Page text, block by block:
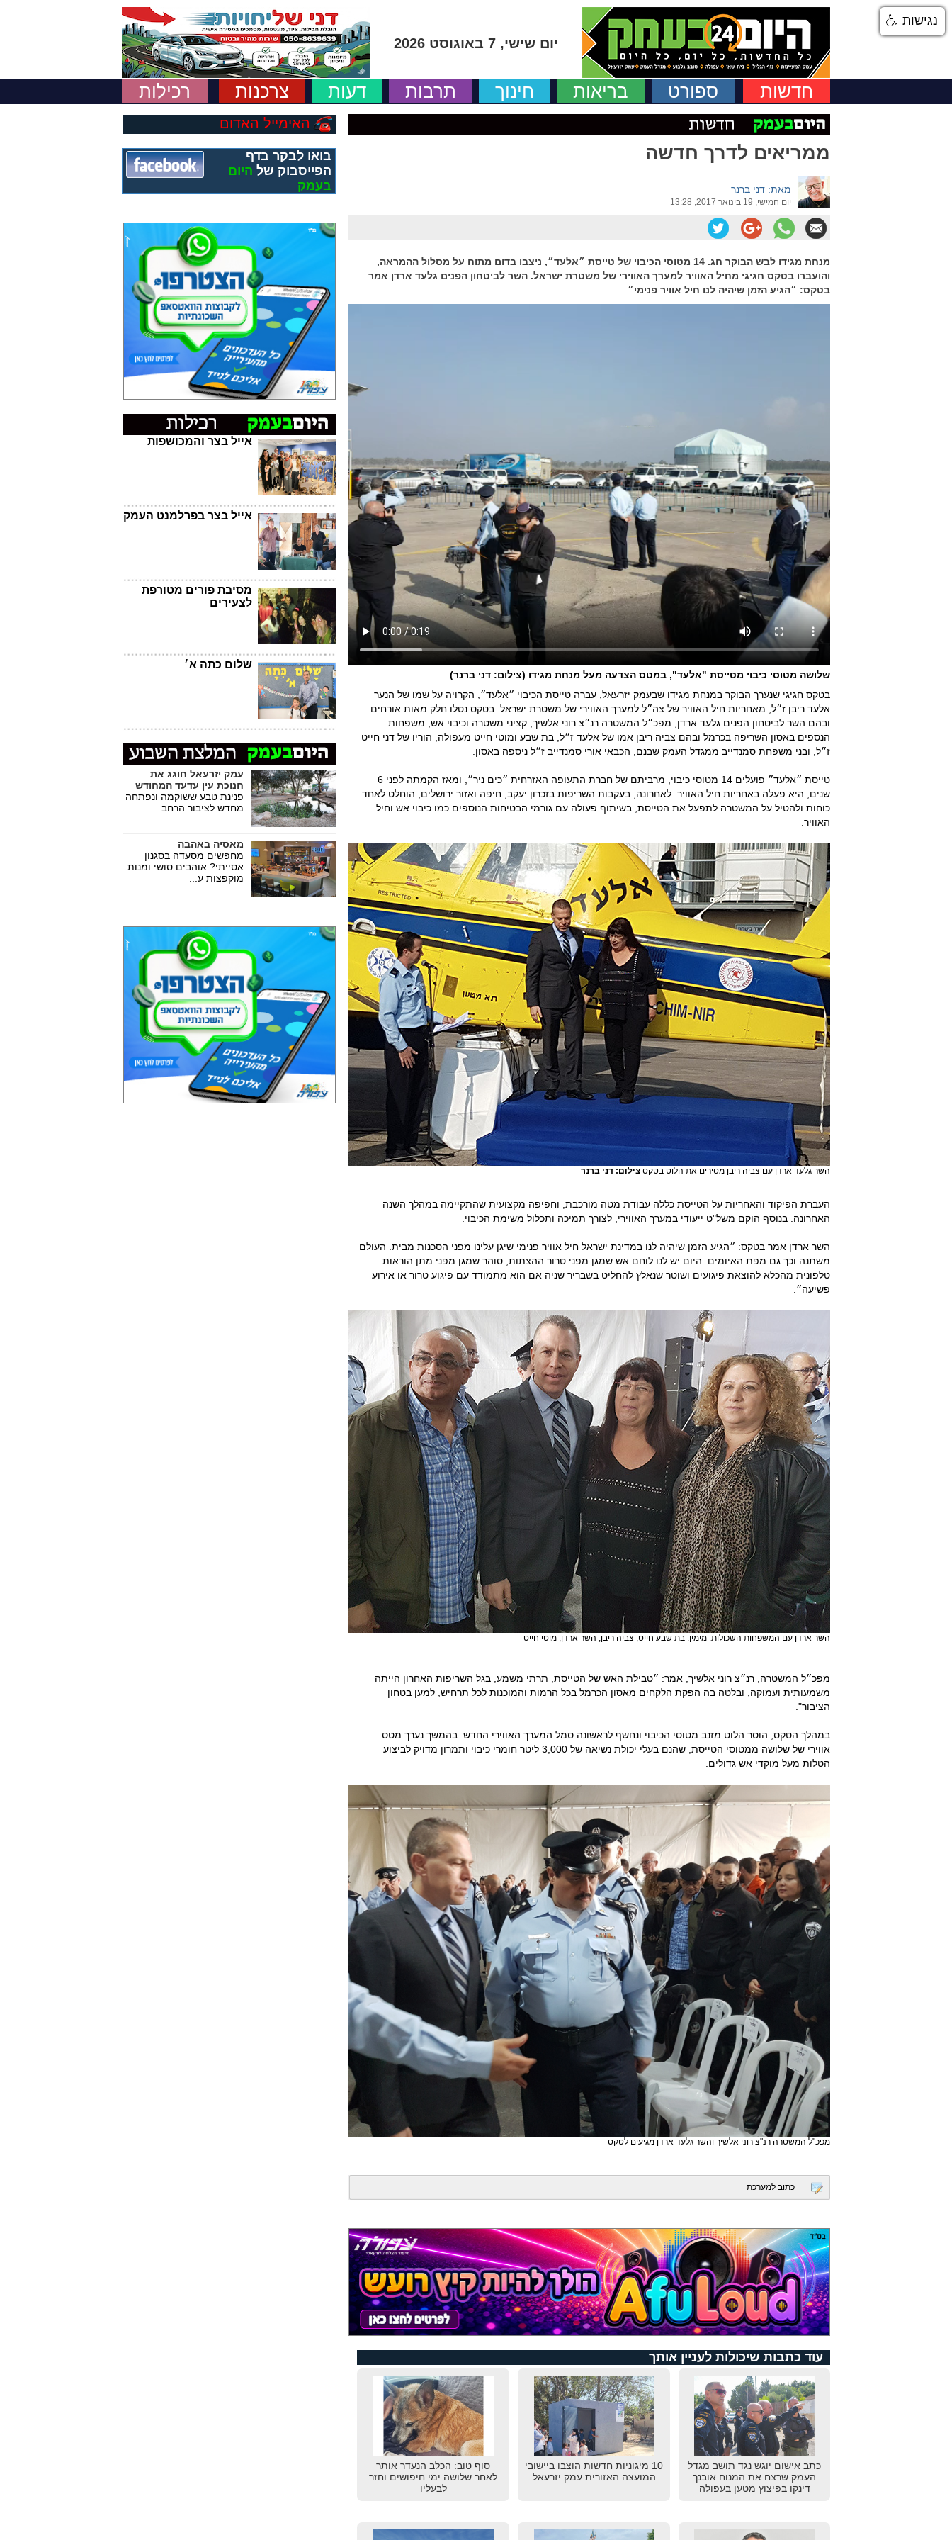
יום שישי, 7 באוגוסט 2026
חדשות ספורט בריאות חינוך תרבות דעות צרכנות רכילות
ממריאים לדרך חדשה
מאת: דני ברנר
יום חמישי, 19 בינואר 2017, 13:28
מנחת מגידו לבש הבוקר חג. 14 מטוסי הכיבוי של טייסת ״אלעד״, ניצבו בדום מתוח על מסלול ההמראה,
והועברו בטקס חגיגי מחיל האוויר למערך האווירי של משטרת ישראל. השר לביטחון הפנים גלעד ארדן אמר
בטקס: ״הגיע הזמן שיהיה לנו חיל אוויר פנימי״
שלושה מטוסי כיבוי מטייסת "אלעד", במטס הצדעה מעל מנחת מגידו (צילום: דני ברנר)
בטקס חגיגי שנערך הבוקר במנחת מגידו שבעמק יזרעאל, עברה טייסת הכיבוי ״אלעד״, הקרויה על שמו של הנער
אלעד ריבן ז״ל, מאחריות חיל האוויר של צה״ל למערך האווירי של משטרת ישראל. בטקס נטלו חלק מאות אורחים
ובהם השר לביטחון הפנים גלעד ארדן, מפכ״ל המשטרה רנ״צ רוני אלשיך, קציני משטרה וכיבוי אש, משפחות
הנספים באסון השריפה בכרמל ובהם צביה ריבן אמו של אלעד ז״ל, בת שבע ומוטי חייט מעפולה, הוריו של דני חייט
ז״ל, ובני משפחת סמנדייב ממגדל העמק שבנם, הכבאי אורי סמנדייב ז״ל ניספה באסון.
טייסת ״אלעד״ פועלים 14 מטוסי כיבוי, מרביתם של חברת התעופה האזרחית ״כים ניר״, ומאז הקמתה לפני 6
שנים, היא פעלה באחריות חיל האוויר. לאחרונה, בעקבות השריפות בזכרון יעקב, חיפה ואזור ירושלים, הוחלט לאחד
כוחות ולהטיל על המשטרה לתפעל את הטייסת, בשיתוף פעולה עם גורמי הבטיחות הנוספים כמו כיבוי אש וחיל
האוויר.
השר גלעד ארדן עם צביה ריבן מסירים את הלוט בטקס צילום: דני ברנר
העברת הפיקוד והאחריות על הטייסת כללה עבודת מטה מורכבת, וחפיפה מקצועית שהתקיימה במהלך השנה
האחרונה. בנוסף הוקם משל"ט ייעודי במערך האווירי, לצורך תמיכה ותכלול משימת הכיבוי.
השר ארדן אמר בטקס: ״הגיע הזמן שיהיה לנו במדינת ישראל חיל אוויר פנימי שיגן עלינו מפני הסכנות מבית. העולם
משתנה וכך גם מפת האיומים. היום יש לנו לוחם אש שמגן מפני טרור ההצתות, סוהר שמגן מפני מתן הוראות
טלפונית מהכלא להוצאת פיגועים ושוטר שנאלץ להחליט בשבריר שניה אם הוא מתמודד עם פיגוע טרור או אירוע
פשיעה״.
השר ארדן עם המשפחות השכולות. מימין: בת שבע חייט, צביה ריבן, השר ארדן, מוטי חייט
מפכ״ל המשטרה, רנ״צ רוני אלשיך, אמר: ״טבילת האש של הטייסת, תרתי משמע, בגל השריפות האחרון הייתה
משמעותית ועמוקה, ובלטה בה הפקת הלקחים מאסון הכרמל בכל הרמות והמוכנות לכל תרחיש, למען בטחון
הציבור".
במהלך הטקס, הוסר הלוט מזנב מטוסי הכיבוי ונחשף לראשונה סמל המערך האווירי החדש. בהמשך נערך מטס
אווירי של שלושה ממטוסי הטייסת, שהנם בעלי יכולת נשיאה של 3,000 ליטר חומרי כיבוי ותמרון מדויק לביצוע
הטלות מעל מוקדי אש גדולים.
מפכ"ל המשטרה רנ"צ רוני אלשיך והשר גלעד ארדן מגיעים לטקס
כתוב למערכת
עוד כתבות שיכולות לעניין אותך
כתב אישום יוגש נגד תושב מגדל
העמק שרצח את המנוח אובנך
דינקו בפיצוץ מטען בעפולה
10 מיגוניות חדשות הוצבו ביישובי
המועצה האזורית עמק יזרעאל
סוף טוב: הכלב הנעדר אותר
לאחר שלושה ימי חיפושים וחזר
לבעליו
האימייל האדום
בואו לבקר בדף
הפייסבוק של היום
בעמק
אייל בצר והמכושפות
אייל בצר בפרלמנט העמק
מסיבת פורים מטורפת
לצעירים
שלום כתה א׳
עמק יזרעאל חוגג את
חנוכת עין עדעד המחודש
פנינת טבע ששוקמה ונפתחה
מחדש לציבור הרחב...
מאסיה באהבה
מחפשים מסעדה בסגנון
אסייתי? אוהבים סושי ומנות
מוקפצות ע...
נגישות